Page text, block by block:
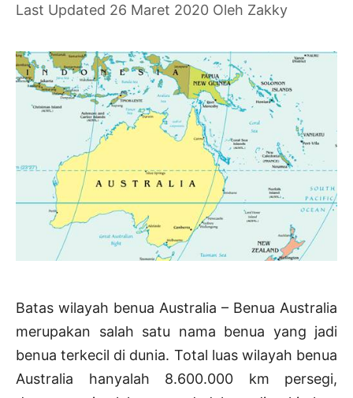
26 Maret 2020 Oleh Zakky
Batas wilayah benua Australia – Benua Australia
merupakan salah satu nama benua yang jadi
benua terkecil di dunia. Total luas wilayah benua
Australia hanyalah 8.600.000 km persegi,